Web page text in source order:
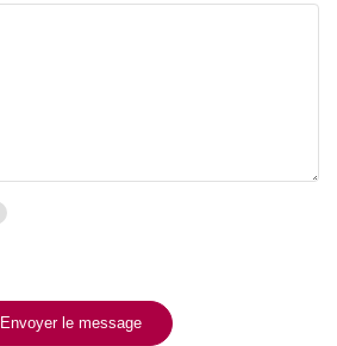
Envoyer le message